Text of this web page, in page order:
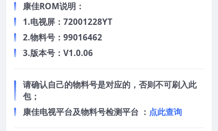
康佳ROM说明：
1.电视屏：72001228YT
2.物料号：99016462
3.版本号：V1.0.06
请确认自己的物料号是对应的，否则不可刷入此
包；
康佳电视平台及物料号检测平台 ： 点此查询